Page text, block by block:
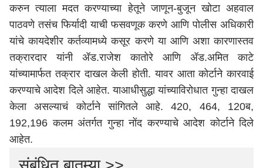
करुन त्याला मदत करण्याच्या हेतूने जाणून-बुजून खोटा अहवाल
पाठवणे तसंच फिर्यादी याची फसवणूक करणे आणि पोलीस अधिकारी
यांचे कायदेशीर कर्तव्यामध्ये कसूर करणे या आणि अशा कारणास्तव
तक्रारदार यांनी ॲड.राजेश कातोरे आणि ॲड.अमित काटे
यांच्यामार्फत तक्रार दाखल केली होती. यावर आता कोर्टाने कारवाई
करण्याचे आदेश दिले आहेत. याआधीसुद्धा यांच्याविरोधात गुन्हा दाखल
केला असल्याचं कोर्टाने सांगितले आहे. 420, 464, 120ब,
192,196 कलम अंतर्गत गुन्हा नोंद करण्याचे आदेश कोर्टाने दिले
आहेत.